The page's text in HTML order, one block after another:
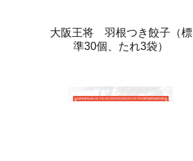
大阪王将 羽根つき餃子（標
準30個、たれ3袋）